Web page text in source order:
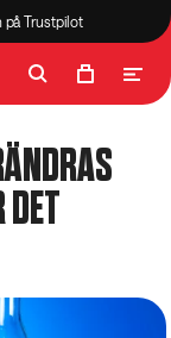
Trustpilot